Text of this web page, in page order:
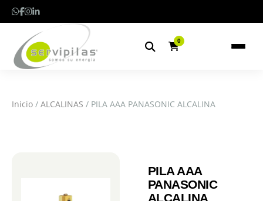
0
Inicio / ALCALINAS / PILA AAA PANASONIC ALCALINA
PILA AAA
PANASONIC
ALCALINA